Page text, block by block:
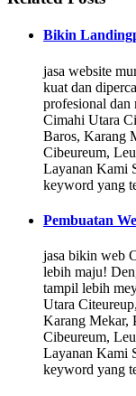
Bikin
jasa website
kuat dan
profesional dan
Cimahi Utara
Baros, Karang
Cibeureum,
Layanan Kami
keyword yang
Pembuatan
jasa bikin web
lebih maju!
tampil lebih
Utara
Karang Mekar,
Cibeureum,
Layanan Kami
keyword yang